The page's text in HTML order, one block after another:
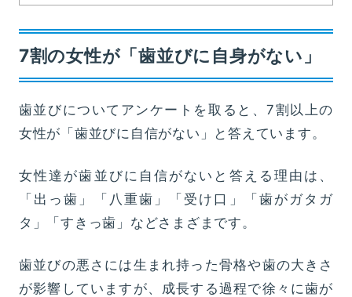
7割の女性が「歯並びに自身がない」
歯並びについてアンケートを取ると、7割以上の
女性が「歯並びに自信がない」と答えています。
女性達が歯並びに自信がないと答える理由は、
「出っ歯」「八重歯」「受け口」「歯がガタガ
タ」「すきっ歯」などさまざまです。
歯並びの悪さには生まれ持った骨格や歯の大きさ
が影響していますが、成長する過程で徐々に歯が